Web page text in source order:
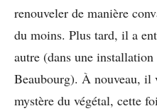
renouveler de manière
du moins. Plus tard, il a
autre (dans une installation
Beaubourg). À nouveau, il
mystère du végétal, cette